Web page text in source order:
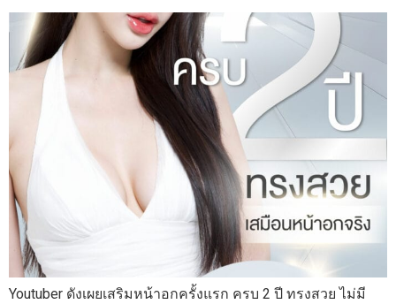
Youtuber ดังเผยเสริมหน้าอกครั้งแรก ครบ 2 ปี ทรงสวย ไม่มี